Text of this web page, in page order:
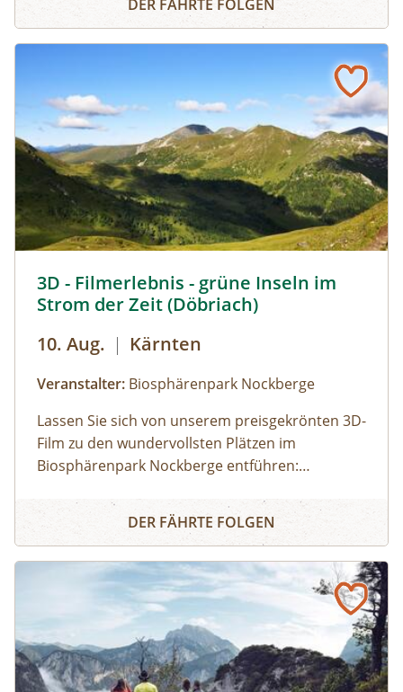
DER FÄHRTE FOLGEN
3D - Filmerlebnis - grüne Inseln im
Strom der Zeit (Döbriach)
10. Aug. | Kärnten
Veranstalter: Biosphärenpark Nockberge
Lassen Sie sich von unserem preisgekrönten 3D-
Film zu den wundervollsten Plätzen im
Biosphärenpark Nockberge entführen:
und erfahren Sie mehr über die einmalige Flora!
3D - Filmerlebnis - grüne Inseln im Strom der Zeit
DER FÄHRTE FOLGEN